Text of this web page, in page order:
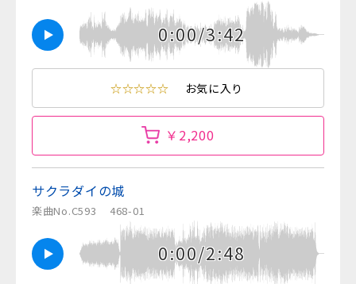
0:00/3:42
☆☆☆☆☆ お気に入り
￥2,200
サクラダイの城
楽曲No.C593 468-01
0:00/2:48